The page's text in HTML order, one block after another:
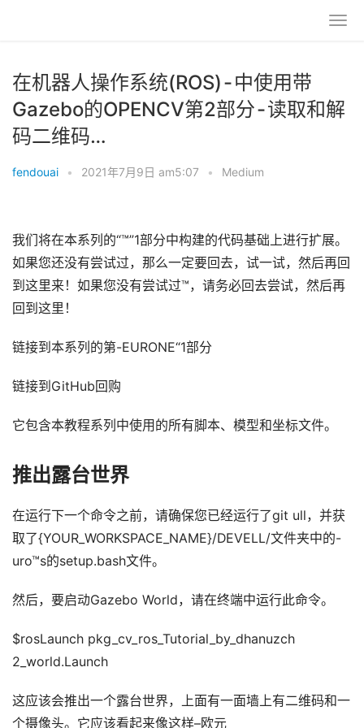
在机器人操作系统(ROS) - 中使用带
Gazebo的OPENCV第2部分 - 读取和解
码二维码…
fendouai • 2021年7月9日 am5:07 • Medium
我们将在本系列的“™”1部分中构建的代码基础上进行扩展。
如果您还没有尝试过，那么一定要回去，试一试，然后再回
到这里来！如果您没有尝试过™，请务必回去尝试，然后再
回到这里！
链接到本系列的第-EURONE“1部分
链接到GitHub回购
它包含本教程系列中使用的所有脚本、模型和坐标文件。
推出露台世界
在运行下一个命令之前，请确保您已经运行了git ull，并获
取了{YOUR_WORKSPACE_NAME}/DEVELL/文件夹中的-
uro™s的setup.bash文件。
然后，要启动Gazebo World，请在终端中运行此命令。
$rosLaunch pkg_cv_ros_Tutorial_by_dhanuzch
2_world.Launch
这应该会推出一个露台世界，上面有一面墙上有二维码和一
个摄像头。它应该看起来像这样–欧元